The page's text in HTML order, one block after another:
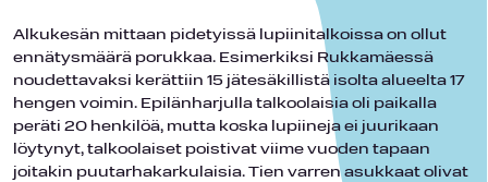
Alkukesän mittaan pidetyissä lupiinitalkoissa on ollut
ennätysmäärä porukkaa. Esimerkiksi Rukkamäessä
noudettavaksi kerättiin 15 jätesäkillistä isolta alueelta 17
hengen voimin. Epilänharjulla talkoolaisia oli paikalla
peräti 20 henkilöä, mutta koska lupiineja ei juurikaan
löytynyt, talkoolaiset poistivat viime vuoden tapaan
joitakin puutarhakarkulaisia. Tien varren asukkaat olivat